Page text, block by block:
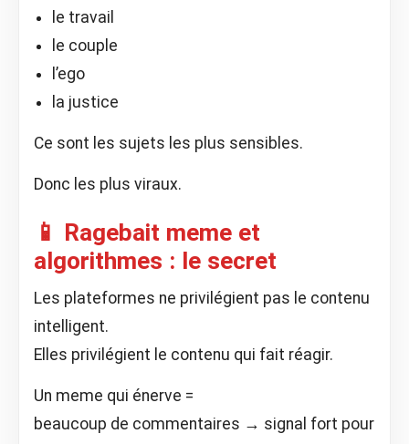
le travail
le couple
l’ego
la justice
Ce sont les sujets les plus sensibles.
Donc les plus viraux.
📱 Ragebait meme et
algorithmes : le secret
Les plateformes ne privilégient pas le contenu
intelligent.
Elles privilégient le contenu qui fait réagir.
Un meme qui énerve =
beaucoup de commentaires → signal fort pour